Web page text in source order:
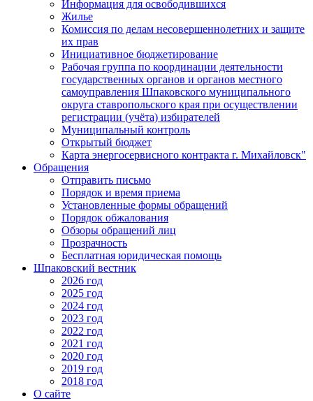
Информация для освободившихся
Жилье
Комиссия по делам несовершеннолетних и защите
их прав
Инициативное бюджетирование
Рабочая группа по координации деятельности
государственных органов и органов местного
самоуправления Шпаковского муниципального
округа ставропольского края при осуществлении
регистрации (учёта) избирателей
Муниципальный контроль
Открытый бюджет
Карта энергосервисного контракта г. Михайловск"
Обращения
Отправить письмо
Порядок и время приема
Установленные формы обращений
Порядок обжалования
Обзоры обращений лиц
Прозрачность
Бесплатная юридическая помощь
Шпаковский вестник
2026 год
2025 год
2024 год
2023 год
2022 год
2021 год
2020 год
2019 год
2018 год
О сайте